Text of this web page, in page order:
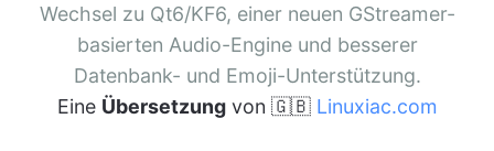
Wechsel zu Qt6/KF6, einer neuen GStreamer-
basierten Audio-Engine und besserer
Datenbank- und Emoji-Unterstützung.
Eine Übersetzungvon 🇬🇧 Linuxiac.com